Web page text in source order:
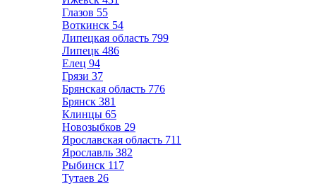
Глазов 55
Воткинск 54
Липецкая область 799
Липецк 486
Елец 94
Грязи 37
Брянская область 776
Брянск 381
Клинцы 65
Новозыбков 29
Ярославская область 711
Ярославль 382
Рыбинск 117
Тутаев 26